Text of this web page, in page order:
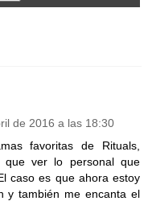
de 2016 a las 18:30
favoritas de Rituals,
que ver lo personal que
caso es que ahora estoy
y también me encanta el